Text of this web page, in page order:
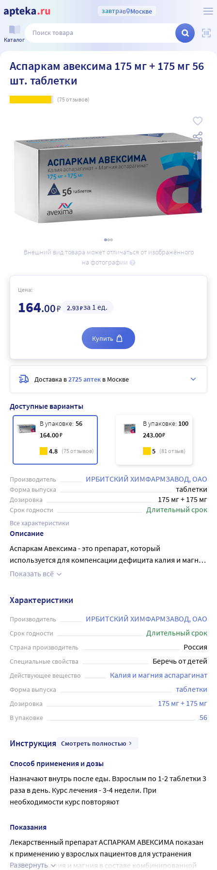
завтрав Москве
Каталог
Аспаркам авексима 175 мг + 175 мг 56
шт. таблетки
(75отзывов)
Внешний вид товара может отличаться от изображённого
на фотографии
Доступные варианты
В упаковке: 56
164.00₽
4.8 (75отзывов)
В упаковке: 100
243.00₽
5 (81отзыв)
Производитель ИРБИТСКИЙ ХИМФАРМЗАВОД, ОАО
Форма выпуска таблетки
Дозировка 175 мг + 175 мг
Срок годности Длительный срок
Все характеристики
Описание
Аспаркам Авексима - это препарат, который
используется для компенсации дефицита калия и магния
в организме. Препарат состоит из двух компонентов:
магний - это необходимые элементы для нормальной
работы сердечно-сосудистой системы, мышечной
системы и метаболизма. Таблетки Аспаркам Авексима
назначают для лечения гипокалиемии, гипомагниемии,
При использовании препарата необходимо соблюдать
дозировку и проконсультироваться с врачом.
Рекомендуется хранить препарат в недоступном для
детей месте при температуре не выше 25 °C.
Показать всё
Цена:
164.00₽ 2.93₽за 1 ед.
Купить
Доставка в2725 аптек в Москве
Характеристики
Производитель ИРБИТСКИЙ ХИМФАРМЗАВОД, ОАО
Срок годности Длительный срок
Страна производитель Россия
Специальные свойства Беречь от детей
Действующее вещество Калия и магния аспарагинат
Форма выпуска таблетки
Дозировка 175 мг + 175 мг
В упаковке 56
Инструкция Смотреть полностью
Способ применения и дозы
Назначают внутрь после еды. Взрослым по 1-2 таблетки 3
раза в день. Курс лечения - 3-4 недели. При
необходимости курс повторяют
Показания
Лекарственный препарат АСПАРКАМ АВЕКСИМА показан
к применению у взрослых пациентов для устранения
дефицита калия и магния в составе комбинированной
Развернуть